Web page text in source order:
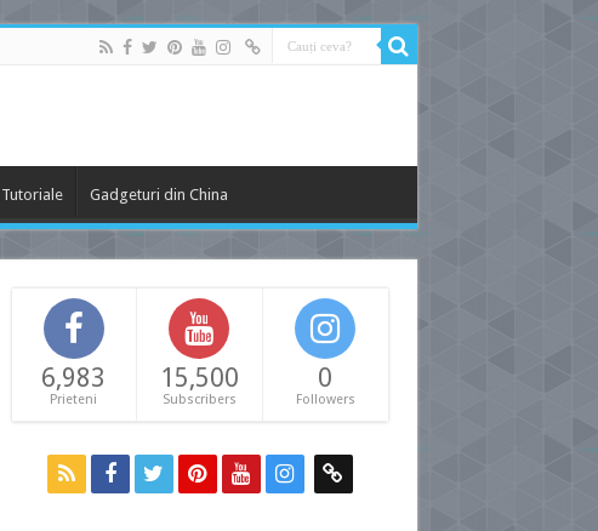
Tutoriale Gadgeturi din China
6,983
Prieteni
15,500
Subscribers
0
Followers